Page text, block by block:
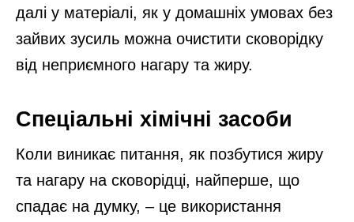
далі у матеріалі, як у домашніх умовах без
зайвих зусиль можна очистити сковорідку
від неприємного нагару та жиру.
Спеціальні хімічні засоби
Коли виникає питання, як позбутися жиру
та нагару на сковорідці, найперше, що
спадає на думку, – це використання